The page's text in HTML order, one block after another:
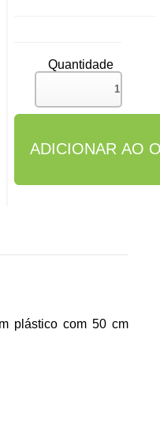
Quantidade
plástico com 50 cm